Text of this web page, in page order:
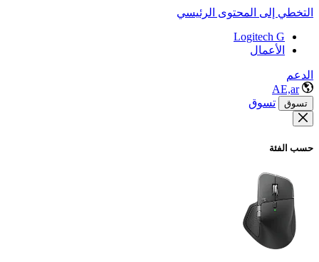
التخطي إلى المحتوى الرئيسي
Logitech G
الأعمال
الدعم
AE,ar
تسوق تسوق
حسب الفئة